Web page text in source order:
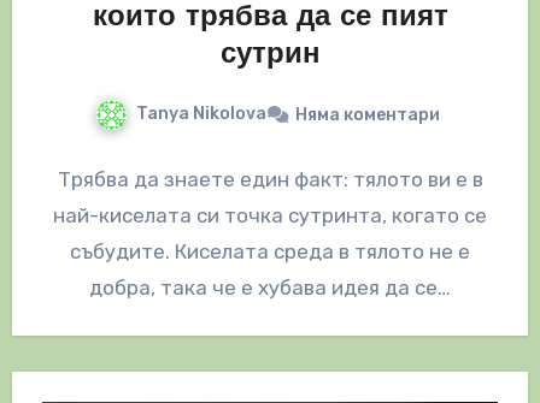
които трябва да се пият
сутрин
Tanya Nikolova Няма коментари
Трябва да знаете един факт: тялото ви е в
най-киселата си точка сутринта, когато се
събудите. Киселата среда в тялото не е
добра, така че е хубава идея да се…